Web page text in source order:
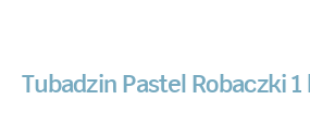
Tubadzin Pastel Robaczki 1